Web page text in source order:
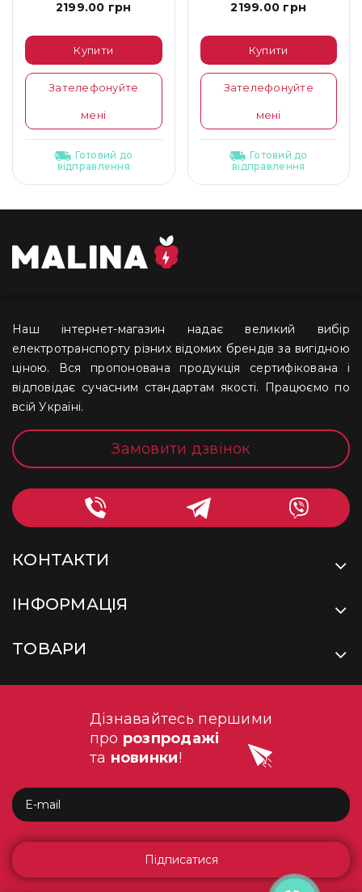
2199.00 грн
Купити
Зателефонуйте
мені
Готовий до
відправлення
2199.00 грн
Купити
Зателефонуйте
мені
Готовий до
відправлення
Наш інтернет-магазин надає великий вибір
електротранспорту різних відомих брендів за вигідною
ціною. Вся пропонована продукція сертифікована і
відповідає сучасним стандартам якості. Працюємо по
всій Україні.
Замовити дзвінок
КОНТАКТИ
ІНФОРМАЦІЯ
ТОВАРИ
Дізнавайтесь першими
про розпродажі
та новинки!
Підписатися